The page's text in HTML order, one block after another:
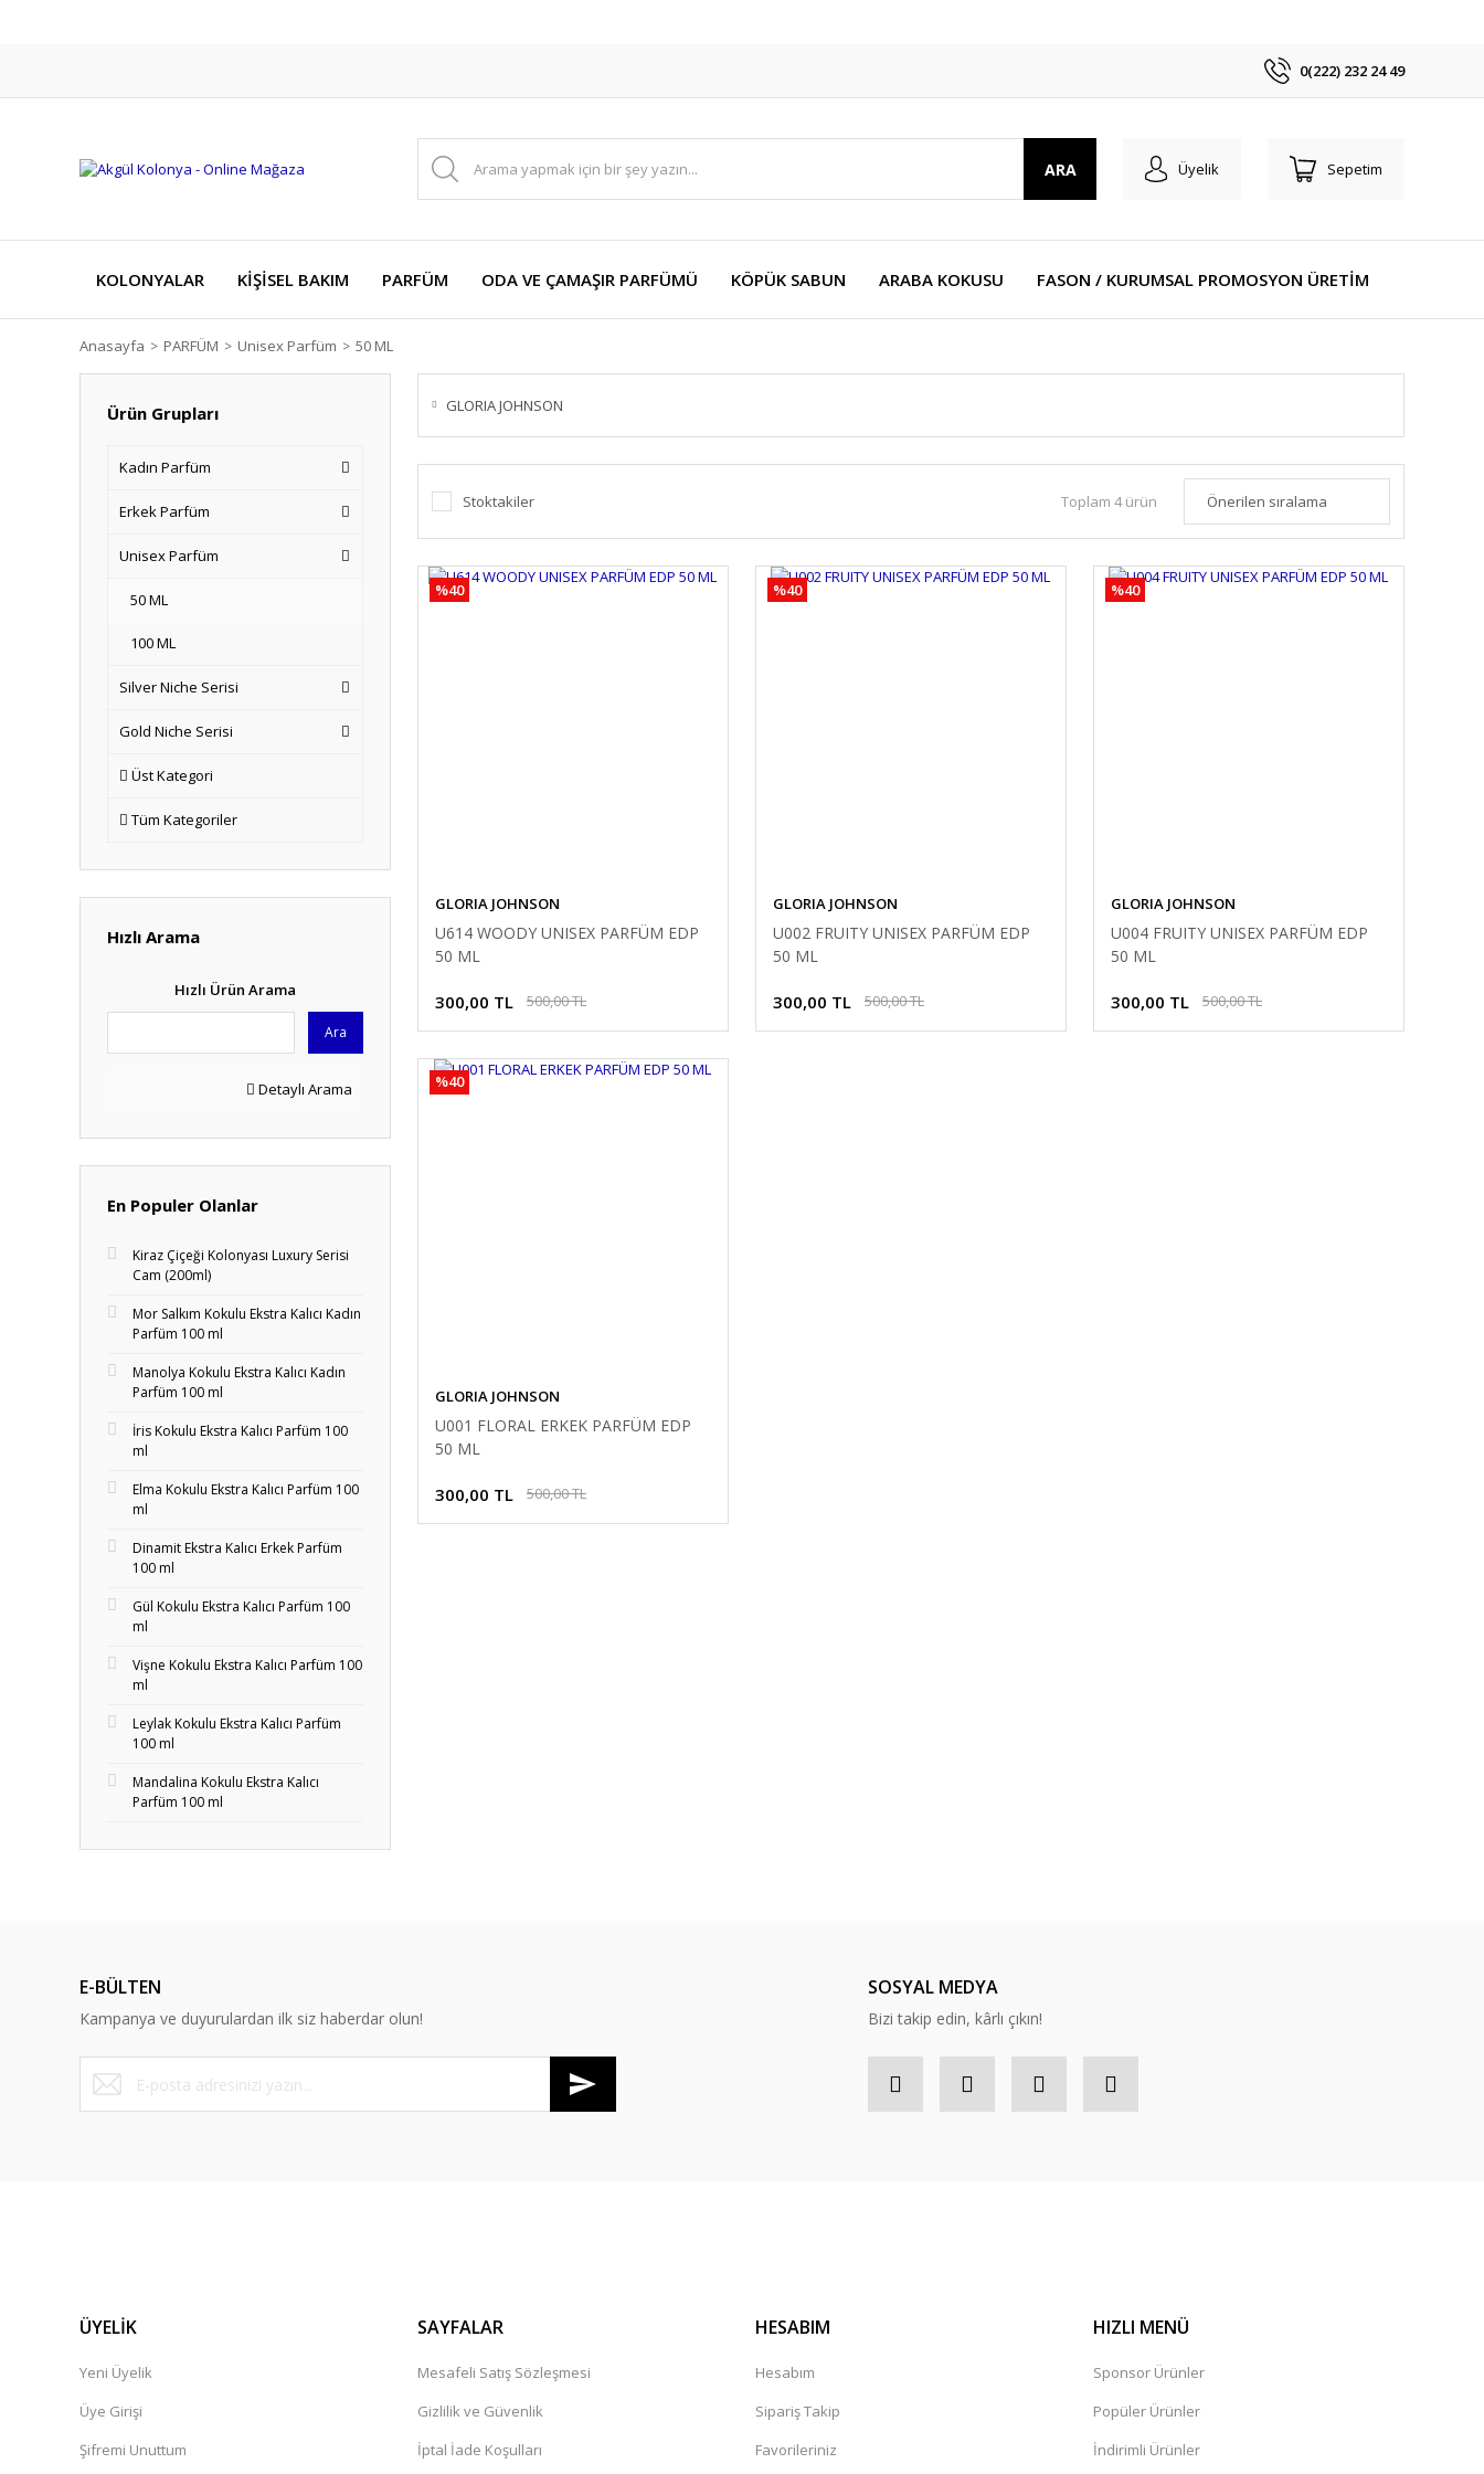
0(222) 232 24 49
ARA Üyelik Sepetim
KOLONYALAR KİŞİSEL BAKIM PARFÜM ODA VE ÇAMAŞIR PARFÜMÜ KÖPÜK SABUN ARABA KOKUSU FASON / KURUMSAL PROMOSYON ÜRETİM
Anasayfa PARFÜM Unisex Parfüm 50 ML
Ürün Grupları
Kadın Parfüm
Erkek Parfüm
Unisex Parfüm
50 ML
100 ML
Silver Niche Serisi
Gold Niche Serisi
Üst Kategori
Tüm Kategoriler
Hızlı Arama
Hızlı Ürün Arama
Ara
Detaylı Arama
En Populer Olanlar
Kiraz Çiçeği Kolonyası Luxury Serisi
Cam (200ml)
Mor Salkım Kokulu Ekstra Kalıcı Kadın
Parfüm 100 ml
Manolya Kokulu Ekstra Kalıcı Kadın
Parfüm 100 ml
İris Kokulu Ekstra Kalıcı Parfüm 100
ml
Elma Kokulu Ekstra Kalıcı Parfüm 100
ml
Dinamit Ekstra Kalıcı Erkek Parfüm
100 ml
Gül Kokulu Ekstra Kalıcı Parfüm 100
ml
Vişne Kokulu Ekstra Kalıcı Parfüm 100
ml
Leylak Kokulu Ekstra Kalıcı Parfüm
100 ml
Mandalina Kokulu Ekstra Kalıcı
Parfüm 100 ml
GLORIA JOHNSON
Stoktakiler Toplam 4 ürün
%40
GLORIA JOHNSON
U614 WOODY UNISEX PARFÜM EDP
50 ML
300,00 TL 500,00 TL
%40
GLORIA JOHNSON
U002 FRUITY UNISEX PARFÜM EDP
50 ML
300,00 TL 500,00 TL
%40
GLORIA JOHNSON
U004 FRUITY UNISEX PARFÜM EDP
50 ML
300,00 TL 500,00 TL
%40
GLORIA JOHNSON
U001 FLORAL ERKEK PARFÜM EDP
50 ML
300,00 TL 500,00 TL
E-BÜLTEN
Kampanya ve duyurulardan ilk siz haberdar olun!
SOSYAL MEDYA
Bizi takip edin, kârlı çıkın!
ÜYELİK
Yeni Üyelik
Üye Girişi
Şifremi Unuttum
SAYFALAR
Mesafeli Satış Sözleşmesi
Gizlilik ve Güvenlik
İptal İade Koşulları
HESABIM
Hesabım
Sipariş Takip
Favorileriniz
HIZLI MENÜ
Sponsor Ürünler
Popüler Ürünler
İndirimli Ürünler